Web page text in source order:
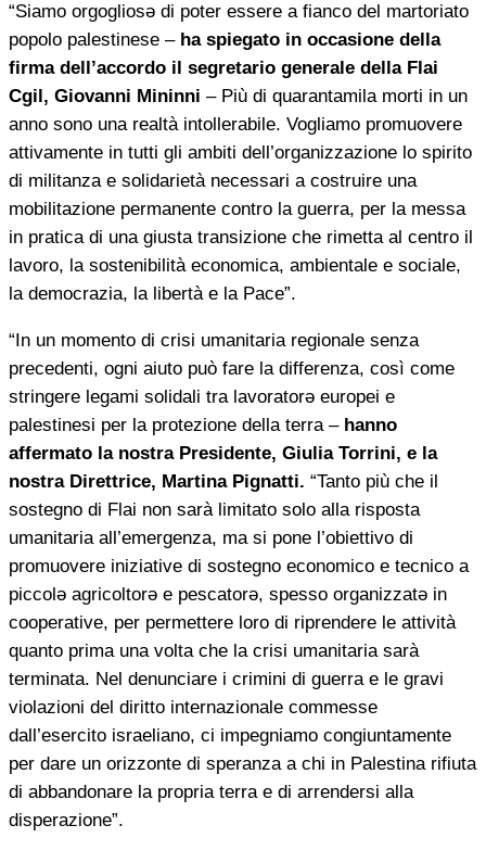
“Siamo orgogliosə di poter essere a fianco del martoriato
popolo palestinese – ha spiegato in occasione della
firma dell’accordo il segretario generale della Flai
Cgil, Giovanni Mininni – Più di quarantamila morti in un
anno sono una realtà intollerabile. Vogliamo promuovere
attivamente in tutti gli ambiti dell’organizzazione lo spirito
di militanza e solidarietà necessari a costruire una
mobilitazione permanente contro la guerra, per la messa
in pratica di una giusta transizione che rimetta al centro il
lavoro, la sostenibilità economica, ambientale e sociale,
la democrazia, la libertà e la Pace”.
“In un momento di crisi umanitaria regionale senza
precedenti, ogni aiuto può fare la differenza, così come
stringere legami solidali tra lavoratorə europei e
palestinesi per la protezione della terra – hanno
affermato la nostra Presidente, Giulia Torrini, e la
nostra Direttrice, Martina Pignatti. “Tanto più che il
sostegno di Flai non sarà limitato solo alla risposta
umanitaria all’emergenza, ma si pone l’obiettivo di
promuovere iniziative di sostegno economico e tecnico a
piccolə agricoltorə e pescatorə, spesso organizzatə in
cooperative, per permettere loro di riprendere le attività
quanto prima una volta che la crisi umanitaria sarà
terminata. Nel denunciare i crimini di guerra e le gravi
violazioni del diritto internazionale commesse
dall’esercito israeliano, ci impegniamo congiuntamente
per dare un orizzonte di speranza a chi in Palestina rifiuta
di abbandonare la propria terra e di arrendersi alla
disperazione”.